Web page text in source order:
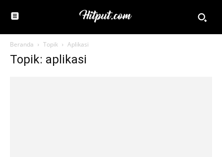
Beranda Topik Aplikasi
Topik: aplikasi